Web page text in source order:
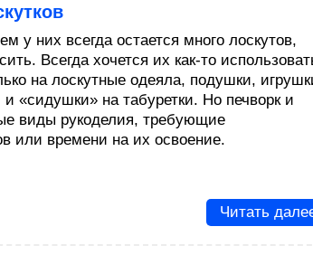
у них всегда остается много лоскутов,
Всегда хочется их как-то
на лоскутные одеяла, подушки,
«сидушки» на табуретки. Но печворк и
виды рукоделия, требующие
или времени на их освоение.
Читать